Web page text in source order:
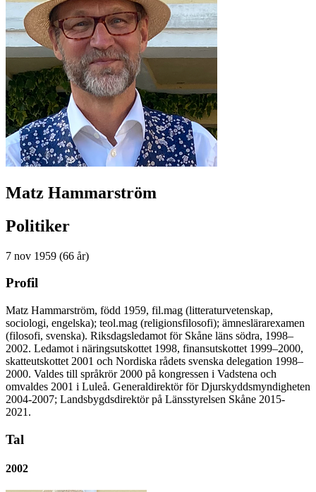
Matz Hammarström
Politiker
7 nov 1959 (66 år)
Profil
Matz Hammarström, född 1959, fil.mag (litteraturvetenskap,
sociologi, engelska); teol.mag (religionsfilosofi); ämneslärarexamen
(filosofi, svenska). Riksdagsledamot för Skåne läns södra, 1998–
2002. Ledamot i näringsutskottet 1998, finansutskottet 1999–2000,
skatteutskottet 2001 och Nordiska rådets svenska delegation 1998–
2000. Valdes till språkrör 2000 på kongressen i Vadstena och
omvaldes 2001 i Luleå. Generaldirektör för Djurskyddsmyndigheten
2004-2007; Landsbygdsdirektör på Länsstyrelsen Skåne 2015-
2021.
Tal
2002